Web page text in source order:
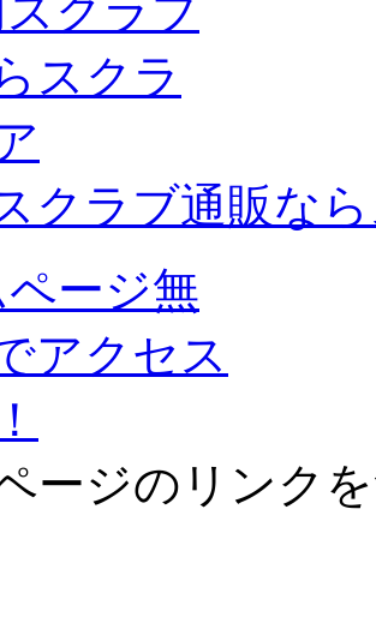
クラブ通販な
ージのリンク